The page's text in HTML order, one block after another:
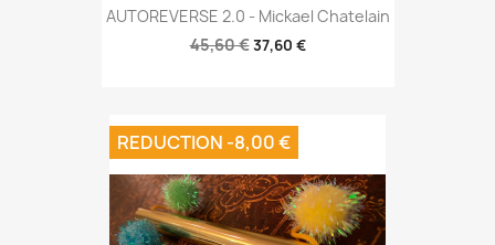
AUTOREVERSE 2.0 - Mickael Chatelain
45,60 €37,60 €
REDUCTION -8,00 €